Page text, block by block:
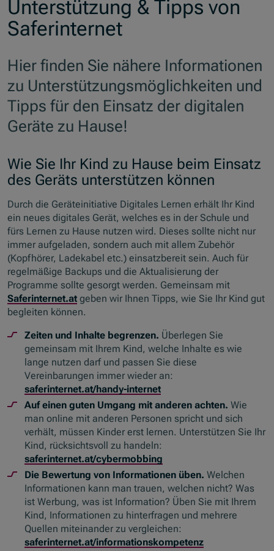
Unterstützung & Tipps von
Saferinternet
Hier finden Sie nähere Informationen
zu Unterstützungsmöglichkeiten und
Tipps für den Einsatz der digitalen
Geräte zu Hause!
Wie Sie Ihr Kind zu Hause beim Einsatz
des Geräts unterstützen können
Durch die Geräteinitiative Digitales Lernen erhält Ihr Kind
ein neues digitales Gerät, welches es in der Schule und
fürs Lernen zu Hause nutzen wird. Dieses sollte nicht nur
immer aufgeladen, sondern auch mit allem Zubehör
(Kopfhörer, Ladekabel etc.) einsatzbereit sein. Auch für
regelmäßige Backups und die Aktualisierung der
Programme sollte gesorgt werden. Gemeinsam mit
Saferinternet.at geben wir Ihnen Tipps, wie Sie Ihr Kind gut
begleiten können.
Zeiten und Inhalte begrenzen. Überlegen Sie
gemeinsam mit Ihrem Kind, welche Inhalte es wie
lange nutzen darf und passen Sie diese
Vereinbarungen immer wieder an:
saferinternet.at/handy-internet
Auf einen guten Umgang mit anderen achten. Wie
man online mit anderen Personen spricht und sich
verhält, müssen Kinder erst lernen. Unterstützen Sie Ihr
Kind, rücksichtsvoll zu handeln:
saferinternet.at/cybermobbing
Die Bewertung von Informationen üben. Welchen
Informationen kann man trauen, welchen nicht? Was
ist Werbung, was ist Information? Üben Sie mit Ihrem
Kind, Informationen zu hinterfragen und mehrere
Quellen miteinander zu vergleichen:
saferinternet.at/informationskompetenz